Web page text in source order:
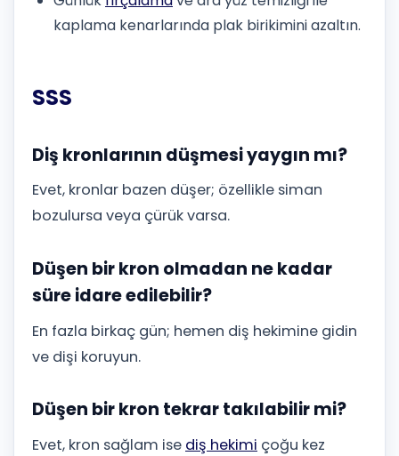
kaplama kenarlarında plak birikimini azaltın.
SSS
Diş kronlarının düşmesi yaygın mı?
Evet, kronlar bazen düşer; özellikle siman
bozulursa veya çürük varsa.
Düşen bir kron olmadan ne kadar
süre idare edilebilir?
En fazla birkaç gün; hemen diş hekimine gidin
ve dişi koruyun.
Düşen bir kron tekrar takılabilir mi?
Evet, kron sağlam ise diş hekimi çoğu kez